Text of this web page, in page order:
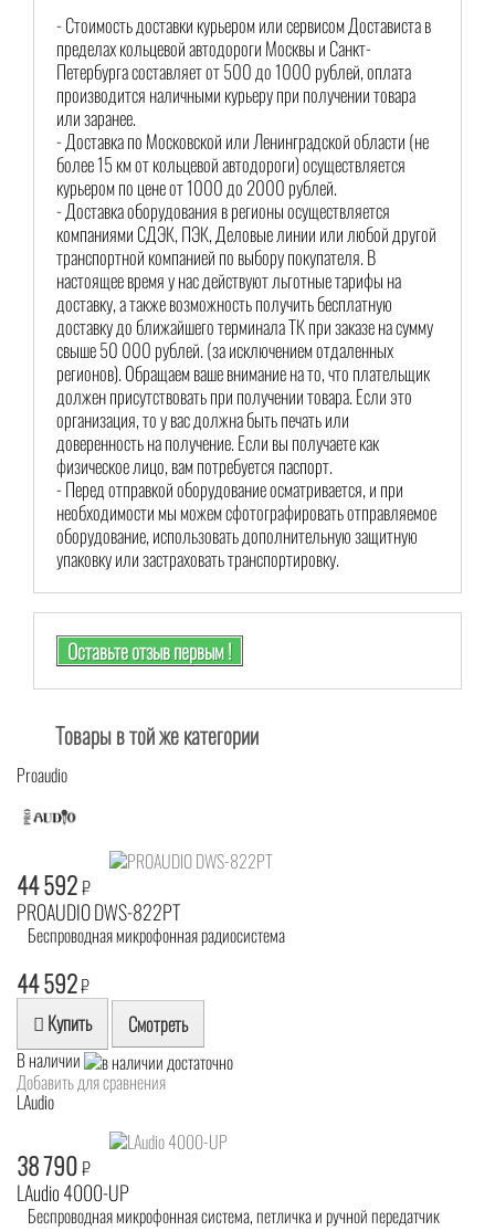
- Стоимость доставки курьером или сервисом Достависта в
пределах кольцевой автодороги Москвы и Санкт-
Петербурга составляет от 500 до 1000 рублей, оплата
производится наличными курьеру при получении товара
или заранее.
- Доставка по Московской или Ленинградской области (не
более 15 км от кольцевой автодороги) осуществляется
курьером по цене от 1000 до 2000 рублей.
- Доставка оборудования в регионы осуществляется
компаниями СДЭК, ПЭК, Деловые линии или любой другой
транспортной компанией по выбору покупателя. В
настоящее время у нас действуют льготные тарифы на
доставку, а также возможность получить бесплатную
доставку до ближайшего терминала ТК при заказе на сумму
свыше 50 000 рублей. (за исключением отдаленных
регионов). Обращаем ваше внимание на то, что плательщик
должен присутствовать при получении товара. Если это
организация, то у вас должна быть печать или
доверенность на получение. Если вы получаете как
физическое лицо, вам потребуется паспорт.
- Перед отправкой оборудование осматривается, и при
необходимости мы можем сфотографировать отправляемое
оборудование, использовать дополнительную защитную
упаковку или застраховать транспортировку.
Оставьте отзыв первым !
Товары в той же категории
Proaudio
44 592₽
PROAUDIO DWS-822PT
Беспроводная микрофонная радиосистема
44 592₽
Купить Смотреть
В наличии
Добавить для сравнения
LAudio
38 790₽
LAudio 4000-UP
Беспроводная микрофонная система, петличка и ручной передатчик